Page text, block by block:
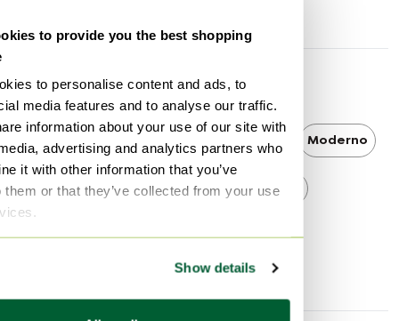
to provide you the best shopping
to personalise content and ads, to
media features and to analyse our traffic.
information about your use of our site with
advertising and analytics partners who
it with other information that you’ve
them or that they’ve collected from your use
Show details
Más información
Alessi Alessi Accesorios de cocina Moderno
Moderno Accesorios de cocina
Accesorios de cocina